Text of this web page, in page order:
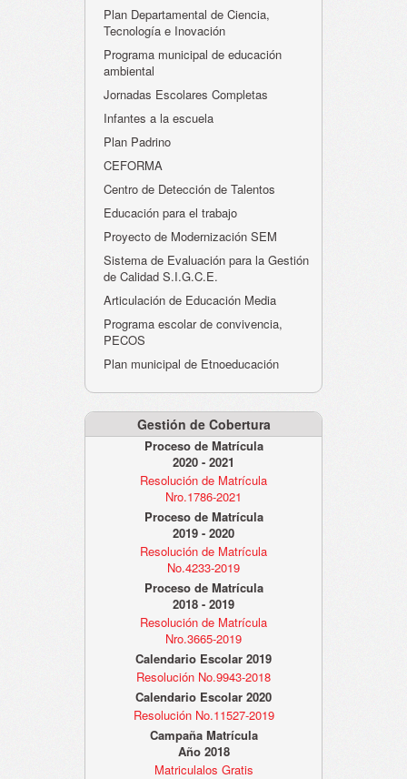
Plan Departamental de Ciencia,
Tecnología e Inovación
Programa municipal de educación
ambiental
Jornadas Escolares Completas
Infantes a la escuela
Plan Padrino
CEFORMA
Centro de Detección de Talentos
Educación para el trabajo
Proyecto de Modernización SEM
Sistema de Evaluación para la Gestión
de Calidad S.I.G.C.E.
Articulación de Educación Media
Programa escolar de convivencia,
PECOS
Plan municipal de Etnoeducación
Gestión de Cobertura
Proceso de Matrícula
2020 - 2021
Resolución de Matrícula
Nro.1786-2021
Proceso de Matrícula
2019 - 2020
Resolución de Matrícula
No.4233-2019
Proceso de Matrícula
2018 - 2019
Resolución de Matrícula
Nro.3665-2019
Calendario Escolar 2019
Resolución No.9943-2018
Calendario Escolar 2020
Resolución No.11527-2019
Campaña Matrícula
Año 2018
Matriculalos Gratis